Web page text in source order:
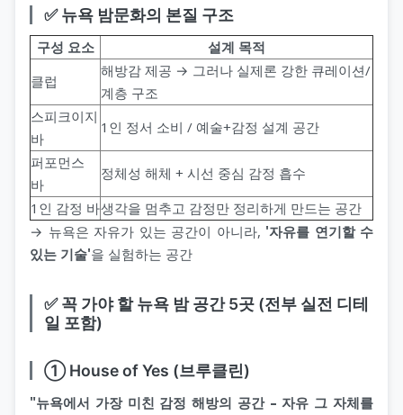
✅ 뉴욕 밤문화의 본질 구조
구성 요소
설계 목적
클럽
해방감 제공 → 그러나 실제론 강한 큐레이션/
계층 구조
스피크이지
바
1인 정서 소비 / 예술+감정 설계 공간
퍼포먼스
바
정체성 해체 + 시선 중심 감정 흡수
1인 감정 바생각을 멈추고 감정만 정리하게 만드는 공간
→ 뉴욕은 자유가 있는 공간이 아니라, '자유를 연기할 수
있는 기술'을 실험하는 공간
✅ 꼭 가야 할 뉴욕 밤 공간 5곳 (전부 실전 디테
일 포함)
① House of Yes (브루클린)
"뉴욕에서 가장 미친 감정 해방의 공간 – 자유 그 자체를